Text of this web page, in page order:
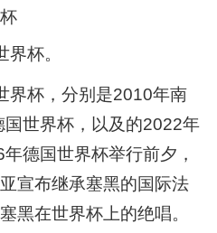
杯。
界杯，分别是2010年南
世界杯，以及的2022年
德国世界杯举行前夕，
宣布继承塞黑的国际法
黑在世界杯上的绝唱。